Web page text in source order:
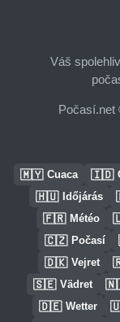
Váš
Počasí.net
🇲🇾 Cuaca 🇮🇩
🇭🇺 Időjárás
🇫🇷 Météo
🇨🇿 Počasí
🇩🇰 Vejret
🇸🇪 Vädret
🇩🇪 Wetter